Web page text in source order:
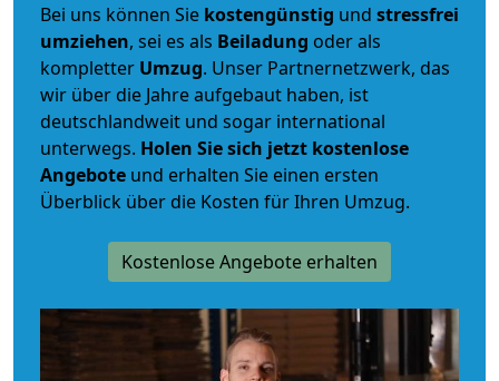
Bei uns können Sie kostengünstig und stressfrei
umziehen, sei es als Beiladung oder als
kompletter Umzug. Unser Partnernetzwerk, das
wir über die Jahre aufgebaut haben, ist
deutschlandweit und sogar international
unterwegs. Holen Sie sich jetzt kostenlose
Angebote und erhalten Sie einen ersten
Überblick über die Kosten für Ihren Umzug.
Kostenlose Angebote erhalten